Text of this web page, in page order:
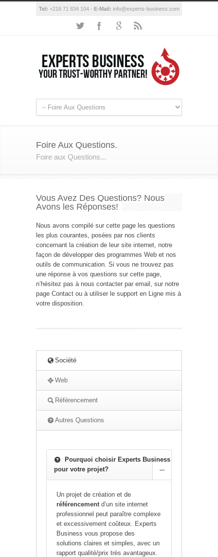
Tel: +216 71 834 104 - E-Mail: info@experts-business.com
Foire Aux Questions.
Foire aux Questions...
Vous Avez Des Questions? Nous
Avons les Réponses!
Nous avons compilé sur cette page les questions
les plus courantes, posées par nos clients
concernant la création de leur site internet, notre
façon de développer des programmes Web et nos
outils de communication. Si vous ne trouvez pas
une réponse à vos questions sur cette page,
n’hésitez pas à nous contacter par email, sur notre
page Contact ou à utiliser le support en Ligne mis à
votre disposition.
Société
Web
Référencement
Autres Questions
Pourquoi choisir Experts Business
pour votre projet?
Un projet de création et de
référencementd’un site internet
professionnel peut paraître complexe
et excessivement coûteux. Experts
Business vous propose des
solutions claires et simples, avec un
rapport qualité/prix très avantageux.